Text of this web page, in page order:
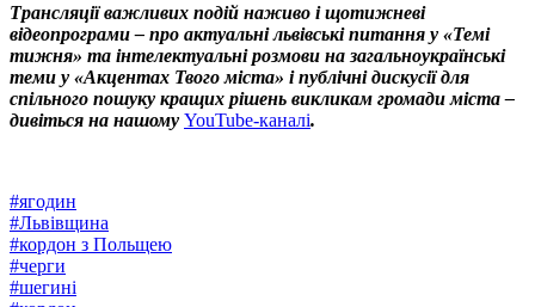
Трансляції важливих подій наживо і щотижневі
відеопрограми – про актуальні львівські питання у «Темі
тижня» та інтелектуальні розмови на загальноукраїнські
теми у «Акцентах Твого міста» і публічні дискусії для
спільного пошуку кращих рішень викликам громади міста –
дивіться на нашому YouTube-каналі.
#ягодин
#Львівщина
#кордон з Польщею
#черги
#шегині